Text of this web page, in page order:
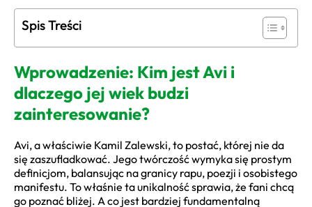
Spis Treści
Wprowadzenie: Kim jest Avi i
dlaczego jej wiek budzi
zainteresowanie?
Avi, a właściwie Kamil Zalewski, to postać, której nie da
się zaszufladkować. Jego twórczość wymyka się prostym
definicjom, balansując na granicy rapu, poezji i osobistego
manifestu. To właśnie ta unikalność sprawia, że fani chcą
go poznać bliżej. A co jest bardziej fundamentalną